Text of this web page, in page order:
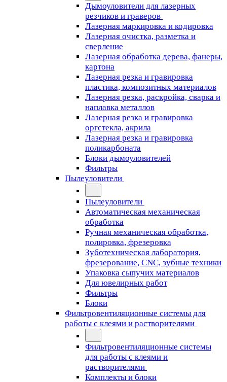
Дымоуловители для лазерных
резчиков и граверов
Лазерная маркировка и кодировка
Лазерная очистка, разметка и
сверление
Лазерная обработка дерева, фанеры,
картона
Лазерная резка и гравировка
пластика, композитных материалов
Лазерная резка, раскройка, сварка и
наплавка металлов
Лазерная резка и гравировка
оргстекла, акрила
Лазерная резка и гравировка
поликарбоната
Блоки дымоуловителей
Фильтры
Пылеуловители
Пылеуловители
Автоматическая механическая
обработка
Ручная механическая обработка,
полировка, фрезеровка
Зуботехническая лаборатория,
фрезерование, CNC, зубные техники
Упаковка сыпучих материалов
Для ювелирных работ
Фильтры
Блоки
Фильтровентиляционные системы для
работы с клеями и растворителями
Фильтровентиляционные системы
для работы с клеями и
растворителями
Комплекты и блоки